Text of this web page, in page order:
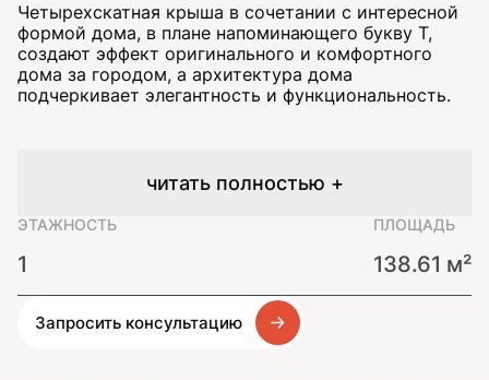
Четырехскатная крыша в сочетании с интересной
формой дома, в плане напоминающего букву Т,
создают эффект оригинального и комфортного
дома за городом, а архитектура дома
подчеркивает элегантность и функциональность.
читать полностью +
ЭТАЖНОСТЬ
1
ПЛОЩАДЬ
138.61 м²
Запросить консультацию